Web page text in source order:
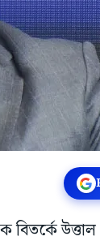
বিতর্কে